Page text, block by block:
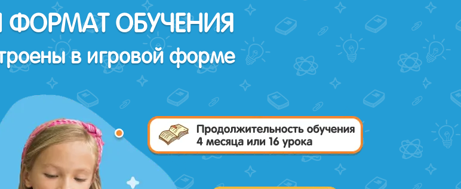
ОБУЧЕНИЯ
в игровой форме